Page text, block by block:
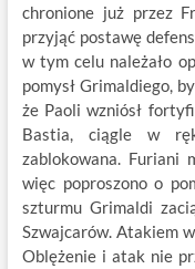
chronione już przez
przyjąć postawę
w tym celu należało
pomysł Grimaldiego,
że Paoli wzniósł
Bastia, ciągle w
zablokowana. Furiani
więc poproszono o
szturmu Grimaldi
Szwajcarów. Atakiem
Oblężenie i atak nie